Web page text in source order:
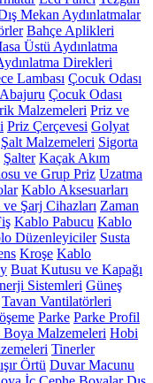
Mekan Aydınlatmalar
Bahçe Aplikleri
Üstü Aydınlatma
Direkleri
Lambası Çocuk Odası
Çocuk Odası
Malzemeleri Priz ve
Priz Çerçevesi Golyat
Şalt Malzemeleri Sigorta
Şalter Kaçak Akım
ve Grup Priz Uzatma
Kablo Aksesuarları
Şarj Cihazları Zaman
Kablo Pabucu Kablo
Düzenleyiciler Susta
Kroşe Kablo
Buat Kutusu ve Kapağı
Sistemleri Güneş
Tavan Vantilatörleri
Parke Parke Profil
Malzemeleri Hobi
Tinerler
Örtü Duvar Macunu